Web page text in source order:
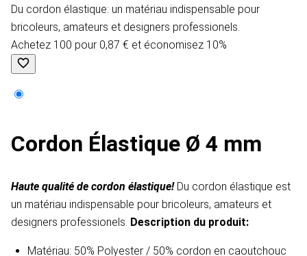
Du cordon élastique: un matériau indispensable pour
bricoleurs, amateurs et designers professionels.
Achetez 100 pour 0,87 € et économisez 10%
Cordon Élastique Ø 4 mm
Haute qualité de cordon élastique! Du cordon élastique est
un matériau indispensable pour bricoleurs, amateurs et
designers professionels. Description du produit​:
Matériau: 50% Polyester / 50% cordon en caoutchouc